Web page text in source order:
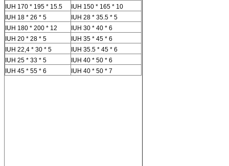
IUH 170 * 195 * 15.5
IUH 150 * 165 * 10
IUH 18 * 26 * 5
IUH 28 * 35.5 * 5
IUH 180 * 200 * 12
IUH 30 * 40 * 6
IUH 20 * 28 * 5
IUH 35 * 45 * 6
IUH 22,4 * 30 * 5
IUH 35.5 * 45 * 6
IUH 25 * 33 * 5
IUH 40 * 50 * 6
IUH 45 * 55 * 6
IUH 40 * 50 * 7